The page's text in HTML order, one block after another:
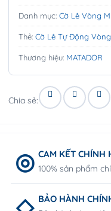
Danh mục: Cờ Lê Vòng
Thẻ: Cờ Lê Tự Động Vòng
Thương hiệu: MATADOR
Chia sẻ:
CAM KẾT CHÍNH
100% sản phẩm
BẢO HÀNH